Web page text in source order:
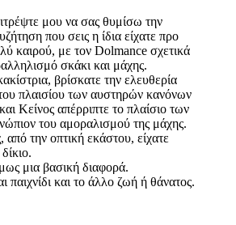
μου να σας θυμίσω την
που σεις η ίδια είχατε προ
καιρού, με τον Dolmance σχετικά
σκάκι και μάχης.
βρίσκατε την ελευθερία
πλαισίου των αυστηρών κανόνων
Κείνος απέρριπτε το πλαίσιο των
του αμοραλισμού της μάχης.
την οπτική εκάστου, είχατε
μια βασική διαφορά.
παιχνίδι και το άλλο ζωή ή θάνατος.